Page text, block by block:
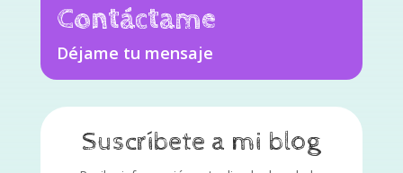
Contáctame
Déjame tu mensaje
Suscríbete a mi blog